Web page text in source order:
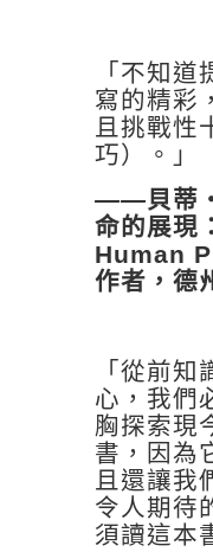
「不知
寫的精彩
且挑戰性
巧）。」
——貝蒂
命的展現
Human
作者，德
「從前
心，我們
胸探索現
書，因為
且還讓我
令人期待
須讀這本